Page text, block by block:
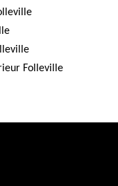
Folleville